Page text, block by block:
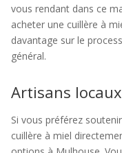
vous rendant dans ce
acheter une cuillère à
davantage sur le
général.
Artisans locaux
Si vous préférez
cuillère à miel